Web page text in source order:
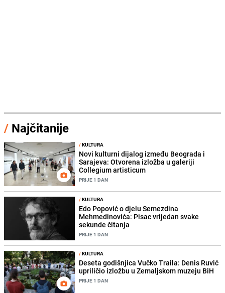
/ Najčitanije
/KULTURA
Novi kulturni dijalog između Beograda i
Sarajeva: Otvorena izložba u galeriji
Collegium artisticum
PRIJE 1 DAN
/KULTURA
Edo Popović o djelu Semezdina
Mehmedinovića: Pisac vrijedan svake
sekunde čitanja
PRIJE 1 DAN
/KULTURA
Deseta godišnjica Vučko Traila: Denis Ruvić
upriličio izložbu u Zemaljskom muzeju BiH
PRIJE 1 DAN